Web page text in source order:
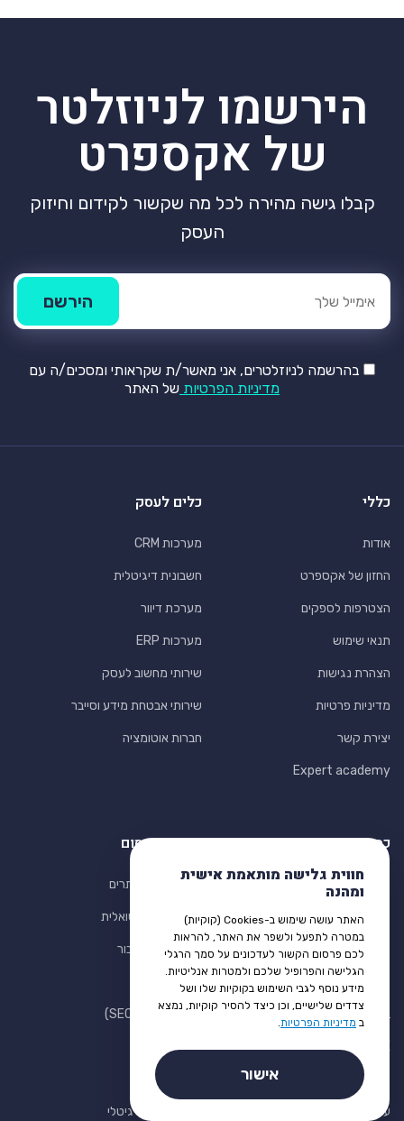
חווית גלישה מותאמת אישית
ומהנה
האתר עושה שימוש ב-Cookies (קוקיות)
במטרה לתפעל ולשפר את האתר, להראות
לכם פרסום הקשור לעדכונים על סמך הרגלי
הגלישה והפרופיל שלכם ולמטרות אנליטיות.
מידע נוסף לגבי השימוש בקוקיות שלו ושל
צדדים שלישיים, וכן כיצד להסיר קוקיות, נמצא
ב מדיניות הפרטיות.
אישור
הירשמו לניוזלטר
של אקספרט
קבלו גישה מהירה לכל מה שקשור לקידום וחיזוק
העסק
בהרשמה לניוזלטרים, אני מאשר/ת שקראותי ומסכים/ה עם
מדיניות הפרטיות של האתר
כללי
אודות
החזון של אקספרט
הצטרפות לספקים
תנאי שימוש
הצהרת נגישות
מדיניות פרטיות
יצירת קשר
Expert academy
כלים לעסק
מערכות CRM
חשבונית דיגיטלית
מערכת דיוור
מערכות ERP
שירותי מחשוב לעסק
שירותי אבטחת מידע וסייבר
חברות אוטומציה
כספים ופיננסי
רואי חשבון
הלוואות לעסק
סליקת אשראי
חשבון בנק עסקי
ביטוח עסק
MAX עסקים
מחשבון מע"מ
עסקים למכירה
שיווק ופרסום
חברות בניית אתרים
בניית חנות וירטואלית
משרדי יחסי ציבור
משרדי פרסום
קידום אתרים (SEO)
שיווק דיגיטלי
קניית קישורים
קורסי שיווק דיגיטלי